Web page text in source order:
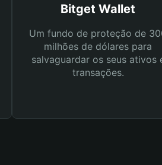
Bitget Wallet
Um fundo de proteção de
milhões de dólares para
salvaguardar os seus ativos
transações.